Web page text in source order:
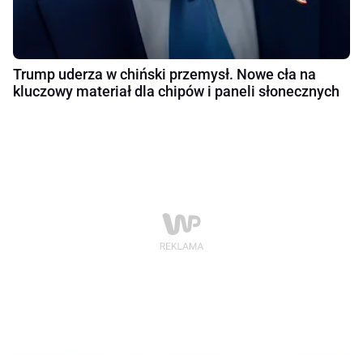
Trump uderza w chiński przemysł. Nowe cła na
kluczowy materiał dla chipów i paneli słonecznych